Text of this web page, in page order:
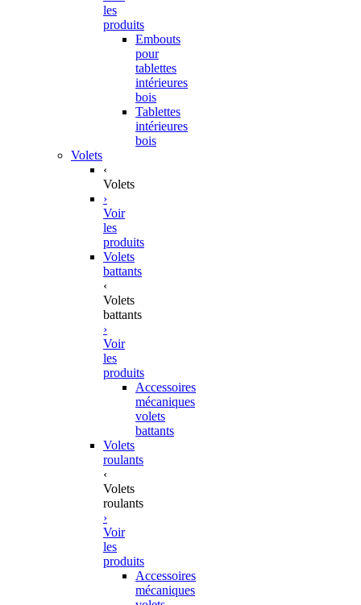
les
produits
Embouts
pour
tablettes
intérieures
bois
Tablettes
intérieures
bois
Volets
‹
Volets
›
Voir
les
produits
Volets
battants
‹
Volets
battants
›
Voir
les
produits
Accessoires
mécaniques
volets
battants
Volets
roulants
‹
Volets
roulants
›
Voir
les
produits
Accessoires
mécaniques